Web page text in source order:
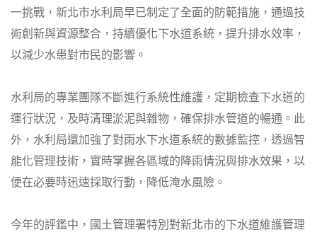
一挑戰，新北市水利局早已制定了全面的防範措施，通過技
術創新與資源整合，持續優化下水道系統，提升排水效率，
以減少水患對市民的影響。
水利局的專業團隊不斷進行系統性維護，定期檢查下水道的
運行狀況，及時清理淤泥與雜物，確保排水管道的暢通。此
外，水利局還加強了對雨水下水道系統的數據監控，透過智
能化管理技術，實時掌握各區域的降雨情況與排水效果，以
便在必要時迅速採取行動，降低淹水風險。
今年的評鑑中，國土管理署特別對新北市的下水道維護管理